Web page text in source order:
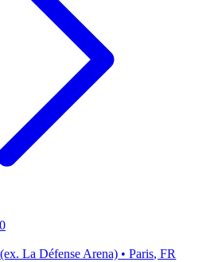
La Défense Arena) • Paris, FR